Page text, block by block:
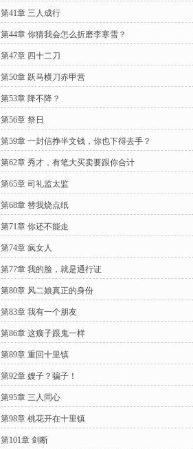
第41章 三人成行
第44章 你猜我会怎么折磨李寒雪？
第47章 四十二刀
第50章 跃马横刀赤甲营
第53章 降不降？
第56章 祭日
第59章 一封信挣半文钱，你也下得去手？
第62章 秀才，有笔大买卖要跟你合计
第65章 司礼监太监
第68章 替我烧点纸
第71章 你还不能走
第74章 疯女人
第77章 我的脸，就是通行证
第80章 风二娘真正的身份
第83章 我有一个朋友
第86章 这瘸子跟鬼一样
第89章 重回十里镇
第92章 嫂子？骗子！
第95章 三人同心
第98章 桃花开在十里镇
第101章 剑断